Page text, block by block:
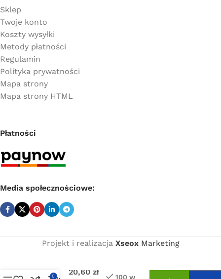
Sklep
Twoje konto
Koszty wysyłki
Metody płatności
Regulamin
Polityka prywatności
Mapa strony
Mapa strony HTML
Płatności
Media społecznościowe:
Projekt i realizacja XseoxMarketing
trójnik
20,60 zł
100 w
0